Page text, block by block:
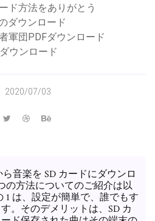
ド方法をありがとう
ダウンロード
軍団PDFダウンロード
ウンロード
2020/07/03
ら音楽を SD カードにダウンロ
の方法についてのご紹介は以
1 は、設定が簡単で、誰でもす
。そのデメリットは、SD カ